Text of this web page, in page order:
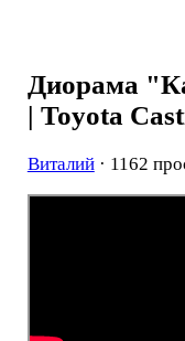
Диорама
| Toyota
Виталий· 1162